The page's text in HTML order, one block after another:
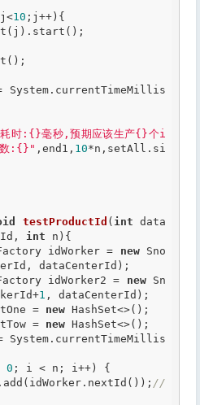
10 ;j++){
System.currentTimeMillis
时:{}毫秒,预期应该生产{}个i
数:{}" ,end1, 10*n,setAll.si
testProductId ( int data
int n){
idWorker =
new Sno
dataCenterId);
idWorker2 =
new Sn
1 , dataCenterId);
setOne =
new HashSet<>();
setTow =
new HashSet<>();
0 ; i < n; i++) {
setOne.add(idWorker.nextId());
//